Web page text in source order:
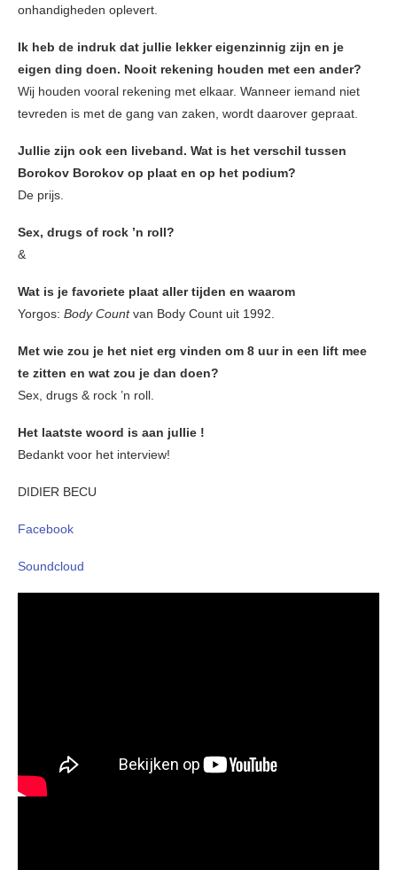
onhandigheden oplevert.
Ik heb de indruk dat jullie lekker eigenzinnig zijn en je
eigen ding doen. Nooit rekening houden met een ander?
Wij houden vooral rekening met elkaar. Wanneer iemand niet
tevreden is met de gang van zaken, wordt daarover gepraat.
Jullie zijn ook een liveband. Wat is het verschil tussen
Borokov Borokov op plaat en op het podium?
De prijs.
Sex, drugs of rock ’n roll?
&
Wat is je favoriete plaat aller tijden en waarom
Yorgos: Body Countvan Body Count uit 1992.
Met wie zou je het niet erg vinden om 8 uur in een lift mee
te zitten en wat zou je dan doen?
Sex, drugs & rock ’n roll.
Het laatste woord is aan jullie !
Bedankt voor het interview!
DIDIER BECU
Facebook
Soundcloud